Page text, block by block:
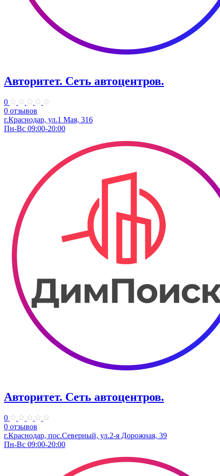
Авторитет. ​Сеть автоцентров.
0
0 отзывов
г.Краснодар, ул.​1 Мая, 316
Пн-Вс 09:00-20:00
Авторитет. ​Сеть автоцентров.
0
0 отзывов
г.Краснодар, пос.Северный, ул.2-я ​Дорожная, 39​
Пн-Вс 09:00-20:00